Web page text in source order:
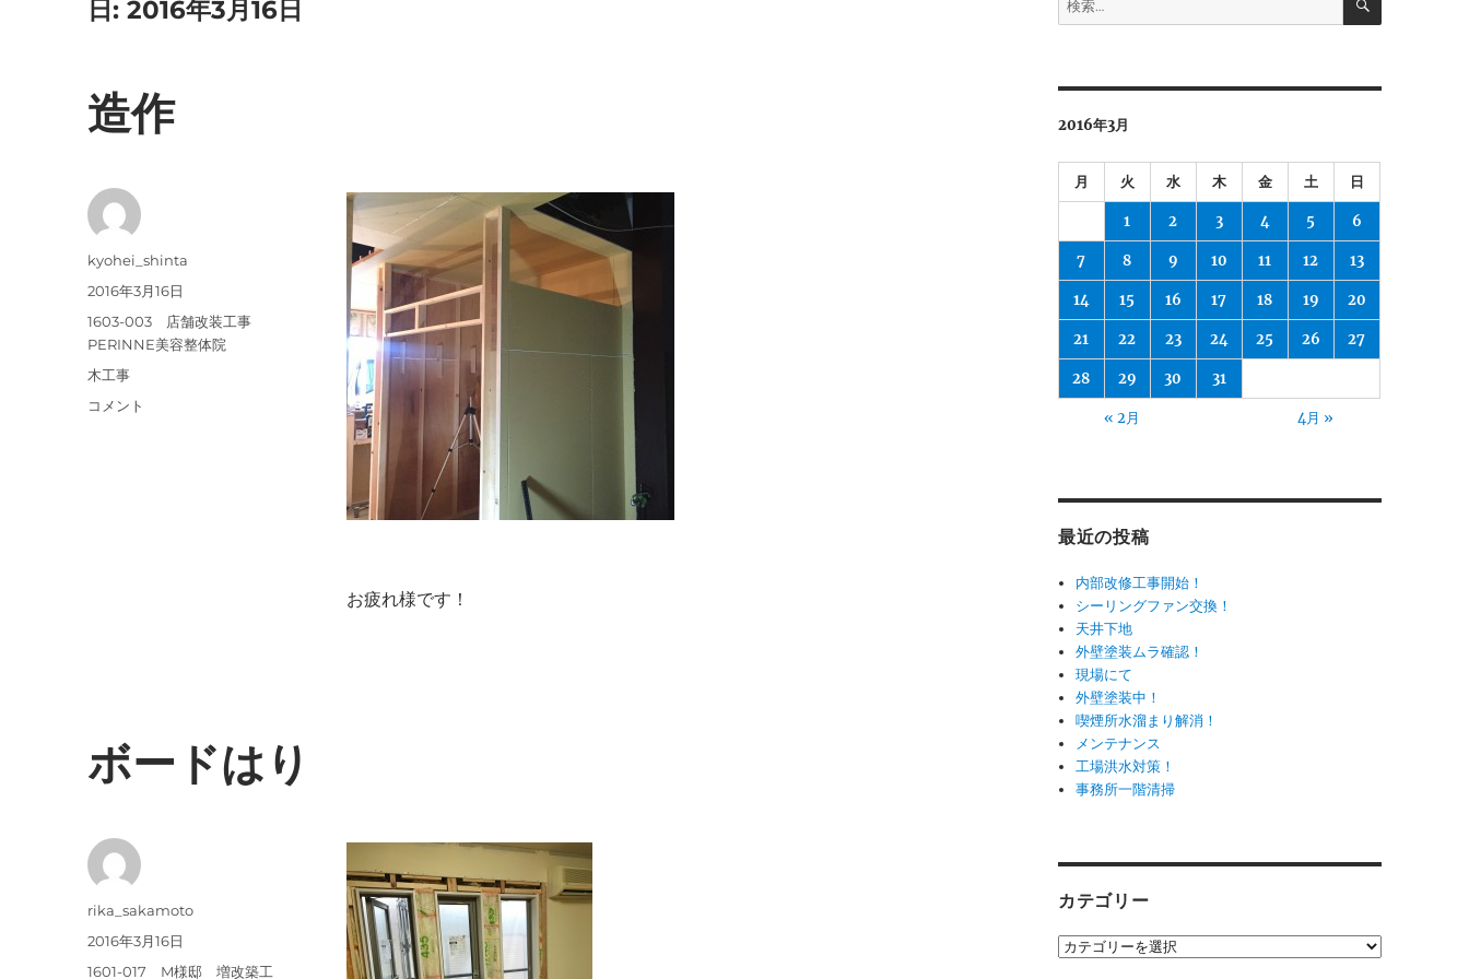
日:2016年3月16日
造作
お疲れ様です！
投
稿
kyohei_shinta
投
稿
日:
2016年3月16日
カ
テ
ゴ
ー
1603-003 店舗改装工事
PERINNE美容整体院
タ
木工事
造
コメント
ボードはり
投
稿
rika_sakamoto
投
稿
2016年3月16日
カ
1601-017 M様邸 増改築工
索:
2016年3月
月 火 水 木 金 土 日
1 2 3 4 5 6
7 8 9 10 11 12 13
14 15 16 17 18 19 20
21 22 23 24 25 26 27
28 29 30 31
« 2月 4月 »
最近の投稿
内部改修工事開始！
シーリングファン交換！
天井下地
外壁塗装ムラ確認！
現場にて
外壁塗装中！
喫煙所水溜まり解消！
メンテナンス
工場洪水対策！
事務所一階清掃
カテゴリー
カ